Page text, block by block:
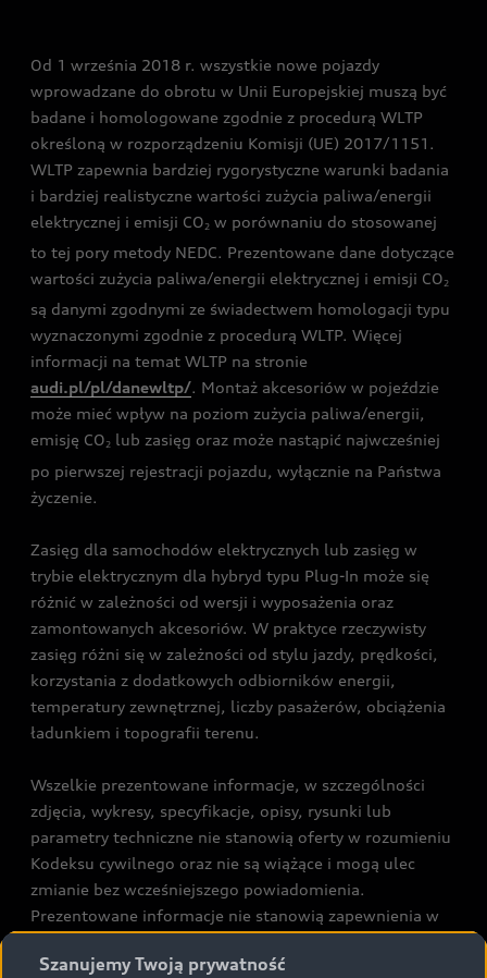
Audi exclusive
Od 1 września 2018 r. wszystkie nowe pojazdy
wprowadzane do obrotu w Unii Europejskiej muszą być
badane i homologowane zgodnie z procedurą WLTP
określoną w rozporządzeniu Komisji (UE) 2017/1151.
WLTP zapewnia bardziej rygorystyczne warunki badania
i bardziej realistyczne wartości zużycia paliwa/energii
elektrycznej i emisji CO2 w porównaniu do stosowanej
to tej pory metody NEDC. Prezentowane dane dotyczące
wartości zużycia paliwa/energii elektrycznej i emisji CO2
są danymi zgodnymi ze świadectwem homologacji typu
wyznaczonymi zgodnie z procedurą WLTP. Więcej
informacji na temat WLTP na stronie
audi.pl/pl/danewltp/. Montaż akcesoriów w pojeździe
może mieć wpływ na poziom zużycia paliwa/energii,
emisję CO2 lub zasięg oraz może nastąpić najwcześniej
po pierwszej rejestracji pojazdu, wyłącznie na Państwa
życzenie.
Zasięg dla samochodów elektrycznych lub zasięg w
trybie elektrycznym dla hybryd typu Plug-In może się
różnić w zależności od wersji i wyposażenia oraz
zamontowanych akcesoriów. W praktyce rzeczywisty
zasięg różni się w zależności od stylu jazdy, prędkości,
korzystania z dodatkowych odbiorników energii,
temperatury zewnętrznej, liczby pasażerów, obciążenia
ładunkiem i topografii terenu.
Wszelkie prezentowane informacje, w szczególności
zdjęcia, wykresy, specyfikacje, opisy, rysunki lub
parametry techniczne nie stanowią oferty w rozumieniu
Kodeksu cywilnego oraz nie są wiążące i mogą ulec
zmianie bez wcześniejszego powiadomienia.
Prezentowane informacje nie stanowią zapewnienia w
43b ust. 2 pkt 2 lit. a-c Ustawy o prawach konsumenta.
Szanujemy Twoją prywatność